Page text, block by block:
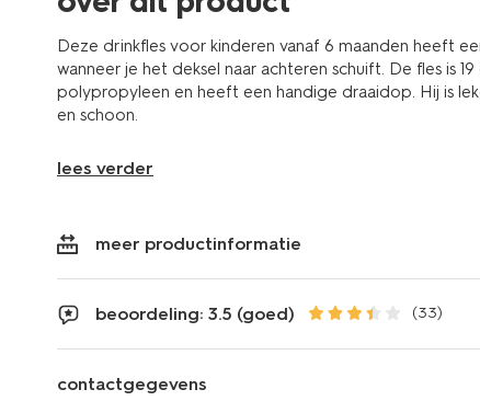
Deze drinkfles voor kinderen vanaf 6 maanden heeft
wanneer je het deksel naar achteren schuift. De fles is
polypropyleen en heeft een handige draaidop. Hij is
en schoon.
lees verder
meer productinformatie
beoordeling: 3.5 (goed) (33)
contactgegevens